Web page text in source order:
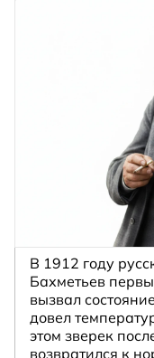
В 1912 году
Бахметьев
вызвал
довел
этом зверек
возвратился к